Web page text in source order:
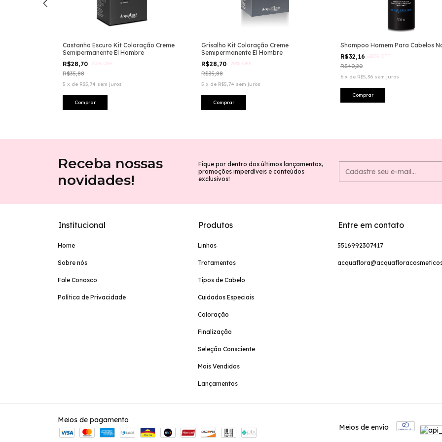
Castanho Escuro Kit Coloração Creme
Semipermanente El Hombre
R$28,70 -20% OFF
R$35,88
5 x de R$5,74 sem juros
Grisalho Kit Coloração Creme
Semipermanente El Hombre
R$28,70 -20% OFF
R$35,88
5 x de R$5,74 sem juros
Shampoo Homem Para Cabelos
R$32,16 -20% OFF
R$40,20
6 x de R$5,36 sem juros
Receba nossas
novidades!
Fique por dentro dos últimos lançamentos,
promoções imperdíveis e conteúdos
exclusivos!
Institucional
Home
Sobre nós
Fale Conosco
Política de Privacidade
Produtos
Linhas
Tratamentos
Tipos de Cabelo
Cuidados Especiais
Coloração
Finalização
Seleção Consciente
Mais Vendidos
Lançamentos
Entre em contato
5516992307417
Meios de pagamento
Meios de envio